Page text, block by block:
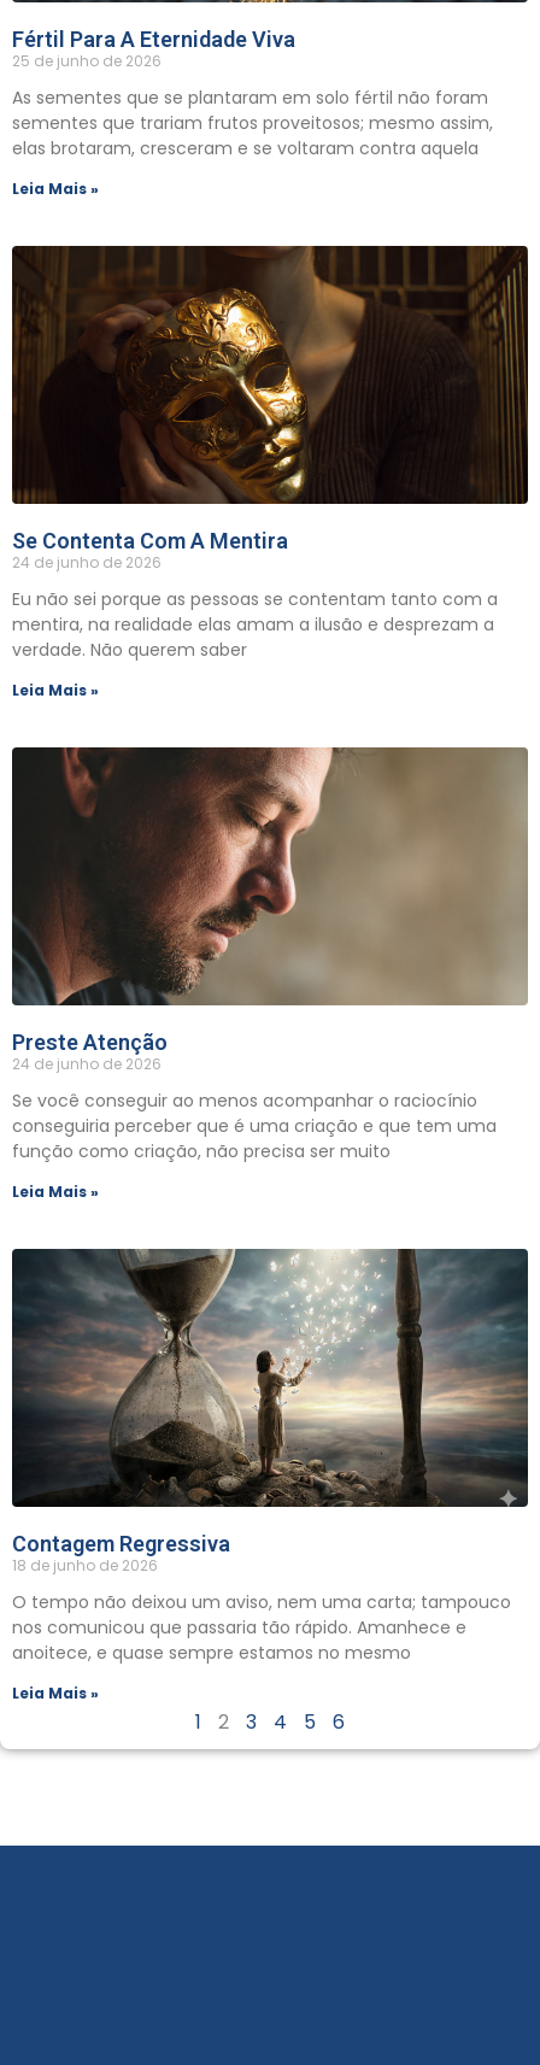
Fértil Para A Eternidade Viva
25 de junho de 2026
As sementes que se plantaram em solo fértil não foram
sementes que trariam frutos proveitosos; mesmo assim,
elas brotaram, cresceram e se voltaram contra aquela
Leia Mais »
Se Contenta Com A Mentira
24 de junho de 2026
Eu não sei porque as pessoas se contentam tanto com a
mentira, na realidade elas amam a ilusão e desprezam a
verdade. Não querem saber
Leia Mais »
Preste Atenção
24 de junho de 2026
Se você conseguir ao menos acompanhar o raciocínio
conseguiria perceber que é uma criação e que tem uma
função como criação, não precisa ser muito
Leia Mais »
Contagem Regressiva
18 de junho de 2026
O tempo não deixou um aviso, nem uma carta; tampouco
nos comunicou que passaria tão rápido. Amanhece e
anoitece, e quase sempre estamos no mesmo
Leia Mais »
1 2 3 4 5 6